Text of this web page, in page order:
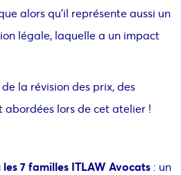
alors qu’il représente aussi un
légale, laquelle a un impact
la révision des prix, des
lors de cet atelier !
les 7 familles ITLAW Avocats : un